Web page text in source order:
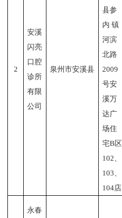
2
安溪
闪亮
口腔
诊所
有限
公司
泉州市安溪县
县参
内 镇
河滨
北路
2009
号安
溪万
达广
场住
宅B区
102、
103、
104店
永春